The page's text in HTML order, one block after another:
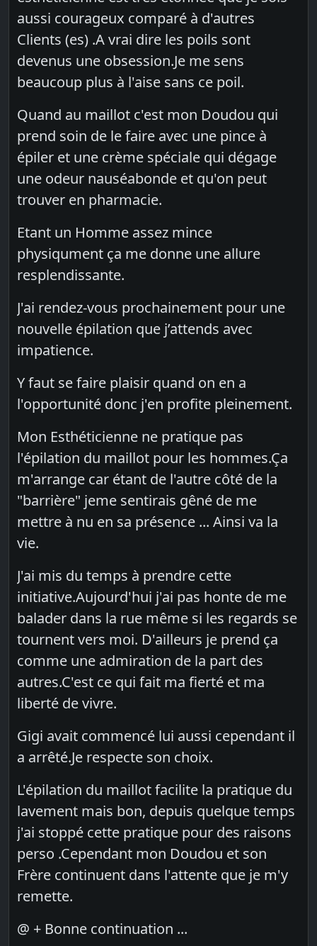
aussi courageux comparé à d'autres
Clients (es) .A vrai dire les poils sont
devenus une obsession.Je me sens
beaucoup plus à l'aise sans ce poil.
Quand au maillot c'est mon Doudou qui
prend soin de le faire avec une pince à
épiler et une crème spéciale qui dégage
une odeur nauséabonde et qu'on peut
trouver en pharmacie.
Etant un Homme assez mince
physiqument ça me donne une allure
resplendissante.
J'ai rendez-vous prochainement pour une
nouvelle épilation que j’attends avec
impatience.
Y faut se faire plaisir quand on en a
l'opportunité donc j'en profite pleinement.
Mon Esthéticienne ne pratique pas
l'épilation du maillot pour les hommes.Ça
m'arrange car étant de l'autre côté de la
"barrière" jeme sentirais gêné de me
mettre à nu en sa présence ... Ainsi va la
vie.
J'ai mis du temps à prendre cette
initiative.Aujourd'hui j'ai pas honte de me
balader dans la rue même si les regards se
tournent vers moi. D'ailleurs je prend ça
comme une admiration de la part des
autres.C'est ce qui fait ma fierté et ma
liberté de vivre.
Gigi avait commencé lui aussi cependant il
a arrêté.Je respecte son choix.
L'épilation du maillot facilite la pratique du
lavement mais bon, depuis quelque temps
j'ai stoppé cette pratique pour des raisons
perso .Cependant mon Doudou et son
Frère continuent dans l'attente que je m'y
remette.
@ + Bonne continuation ...